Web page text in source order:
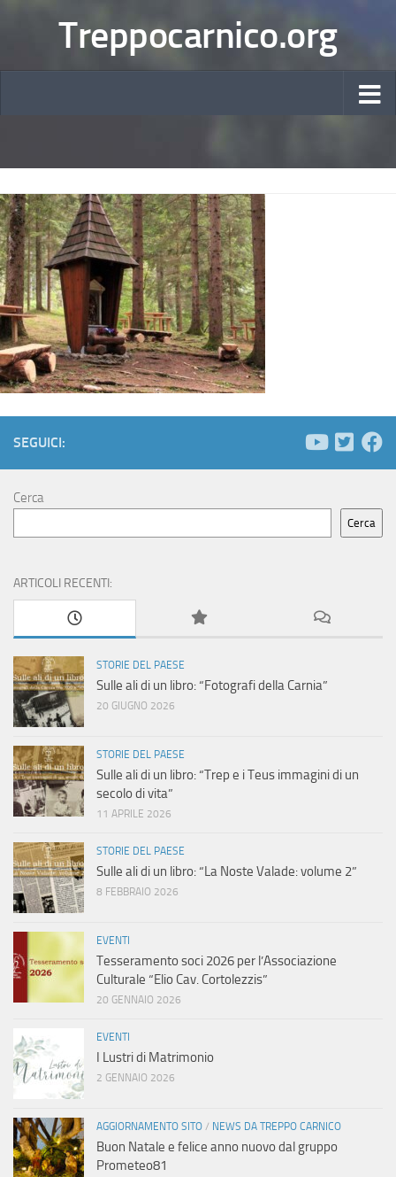
Treppocarnico.org
SEGUICI:
Cerca
Cerca
ARTICOLI RECENTI:
STORIE DEL PAESE
Sulle ali di un libro: “Fotografi della Carnia”
20 GIUGNO 2026
STORIE DEL PAESE
Sulle ali di un libro: “Trep e i Teus immagini di un
secolo di vita”
11 APRILE 2026
STORIE DEL PAESE
Sulle ali di un libro: “La Noste Valade: volume 2”
8 FEBBRAIO 2026
EVENTI
Tesseramento soci 2026 per l’Associazione
Culturale “Elio Cav. Cortolezzis”
20 GENNAIO 2026
EVENTI
I Lustri di Matrimonio
2 GENNAIO 2026
AGGIORNAMENTO SITO / NEWS DA TREPPO CARNICO
Buon Natale e felice anno nuovo dal gruppo
Prometeo81